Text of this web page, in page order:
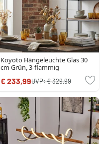
Koyoto Hängeleuchte Glas 30
cm Grün, 3-flammig
€ 233,99UVP:€ 329,99